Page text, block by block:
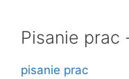
Pisanie prac
pisanie prac